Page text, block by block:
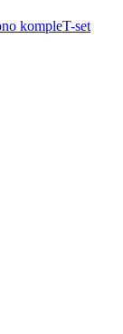
kompleT-set